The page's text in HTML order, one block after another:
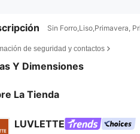
Sin Forro,Liso,Primavera,
de seguridad y contactos
Y Dimensiones
La Tienda
LUVLETTE
4,87
4,87 Calificación 1.4KArtículos